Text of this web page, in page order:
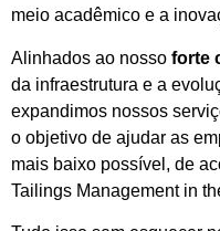
meio acadêmico e a
Alinhados ao nosso forte
da infraestrutura e a
expandimos nossos
o objetivo de ajudar as
mais baixo possível, de
Tailings Management in